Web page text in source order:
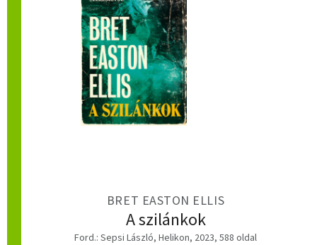
BRET EASTON ELLIS
A szilánkok
Ford.: Sepsi László, Helikon, 2023, 588 oldal